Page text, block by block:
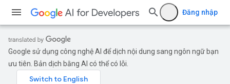
Đăng nhập
Google sử dụng công nghệ AI để dịch nội dung sang ngôn ngữ bạn
ưu tiên. Bản dịch bằng AI có thể có lỗi.